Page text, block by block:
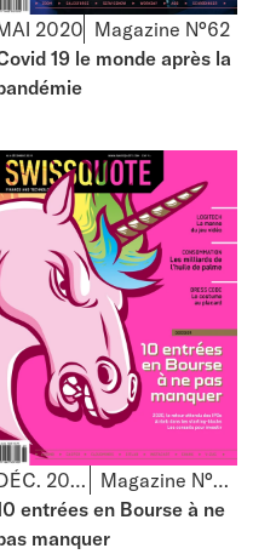
2020 Magazine N°62
19 le monde après la
DÉC. 2019
Magazine N°60
entrées en Bourse à ne
manquer